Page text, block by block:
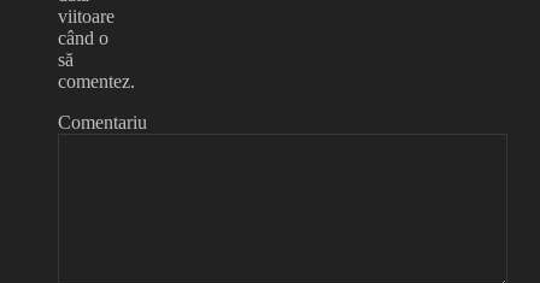
viitoare
când o
să
comentez.
Comentariu